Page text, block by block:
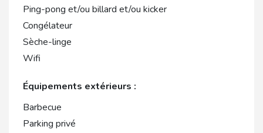
Ping-pong et/ou billard et/ou kicker
Congélateur
Sèche-linge
Wifi
Équipements extérieurs :
Barbecue
Parking privé